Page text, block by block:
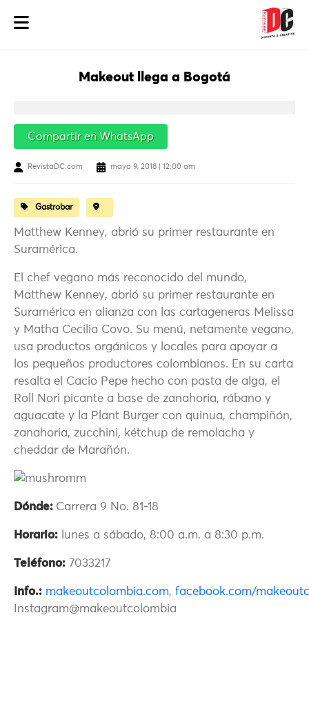
Makeout llega a Bogotá
Compartir en WhatsApp
RevistaDC.com mayo 9, 2018 | 12:00 am
Gastrobar
Matthew Kenney, abrió su primer restaurante en
Suramérica.
El chef vegano más reconocido del mundo,
Matthew Kenney, abrió su primer restaurante en
Suramérica en alianza con las cartageneras Melissa
y Matha Cecilia Covo. Su menú, netamente vegano,
usa productos orgánicos y locales para apoyar a
los pequeños productores colombianos. En su carta
resalta el Cacio Pepe hecho con pasta de alga, el
Roll Nori picante a base de zanahoria, rábano y
aguacate y la Plant Burger con quinua, champiñón,
zanahoria, zucchini, kétchup de remolacha y
cheddar de Marañón.
Dónde: Carrera 9 No. 81-18
Horario: lunes a sábado, 8:00 a.m. a 8:30 p.m.
Teléfono: 7033217
Info.: makeoutcolombia.com, facebook.com/
Instagram@makeoutcolombia